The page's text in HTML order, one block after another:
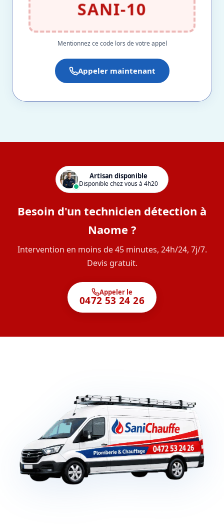
SANI-10
Mentionnez ce code lors de votre appel
Appeler maintenant
Artisan disponible
Disponible chez vous à 4h20
Besoin d'un technicien détection à
Naome ?
Intervention en moins de 45 minutes, 24h/24, 7j/7.
Devis gratuit.
Appeler le
0472 53 24 26